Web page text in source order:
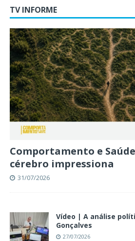
TV INFORME
Comportamento e
cérebro impressiona
31/07/2026
Vídeo | A análise
Gonçalves
27/07/2026